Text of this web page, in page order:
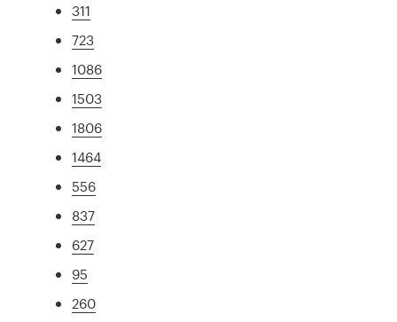
311
723
1086
1503
1806
1464
556
837
627
95
260